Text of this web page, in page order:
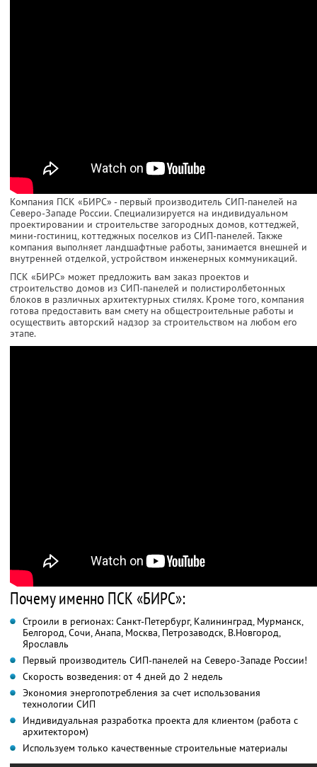
Компания ПСК «БИРС» - первый производитель СИП-панелей на
Северо-Западе России. Специализируется на индивидуальном
проектировании и строительстве загородных домов, коттеджей,
мини-гостиниц, коттеджных поселков из СИП-панелей. Также
компания выполняет ландшафтные работы, занимается внешней и
внутренней отделкой, устройством инженерных коммуникаций.
ПСК «БИРС» может предложить вам заказ проектов и
строительство домов из СИП-панелей и полистиролбетонных
блоков в различных архитектурных стилях. Кроме того, компания
готова предоставить вам смету на общестроительные работы и
осуществить авторский надзор за строительством на любом его
этапе.
Почему именно ПСК «БИРС»:
Строили в регионах: Санкт-Петербург, Калининград, Мурманск,
Белгород, Сочи, Анапа, Москва, Петрозаводск, В.Новгород,
Ярославль
Первый производитель СИП-панелей на Северо-Западе России!
Скорость возведения: от 4 дней до 2 недель
Экономия энергопотребления за счет использования
технологии СИП
Индивидуальная разработка проекта для клиентом (работа с
архитектором)
Используем только качественные строительные материалы